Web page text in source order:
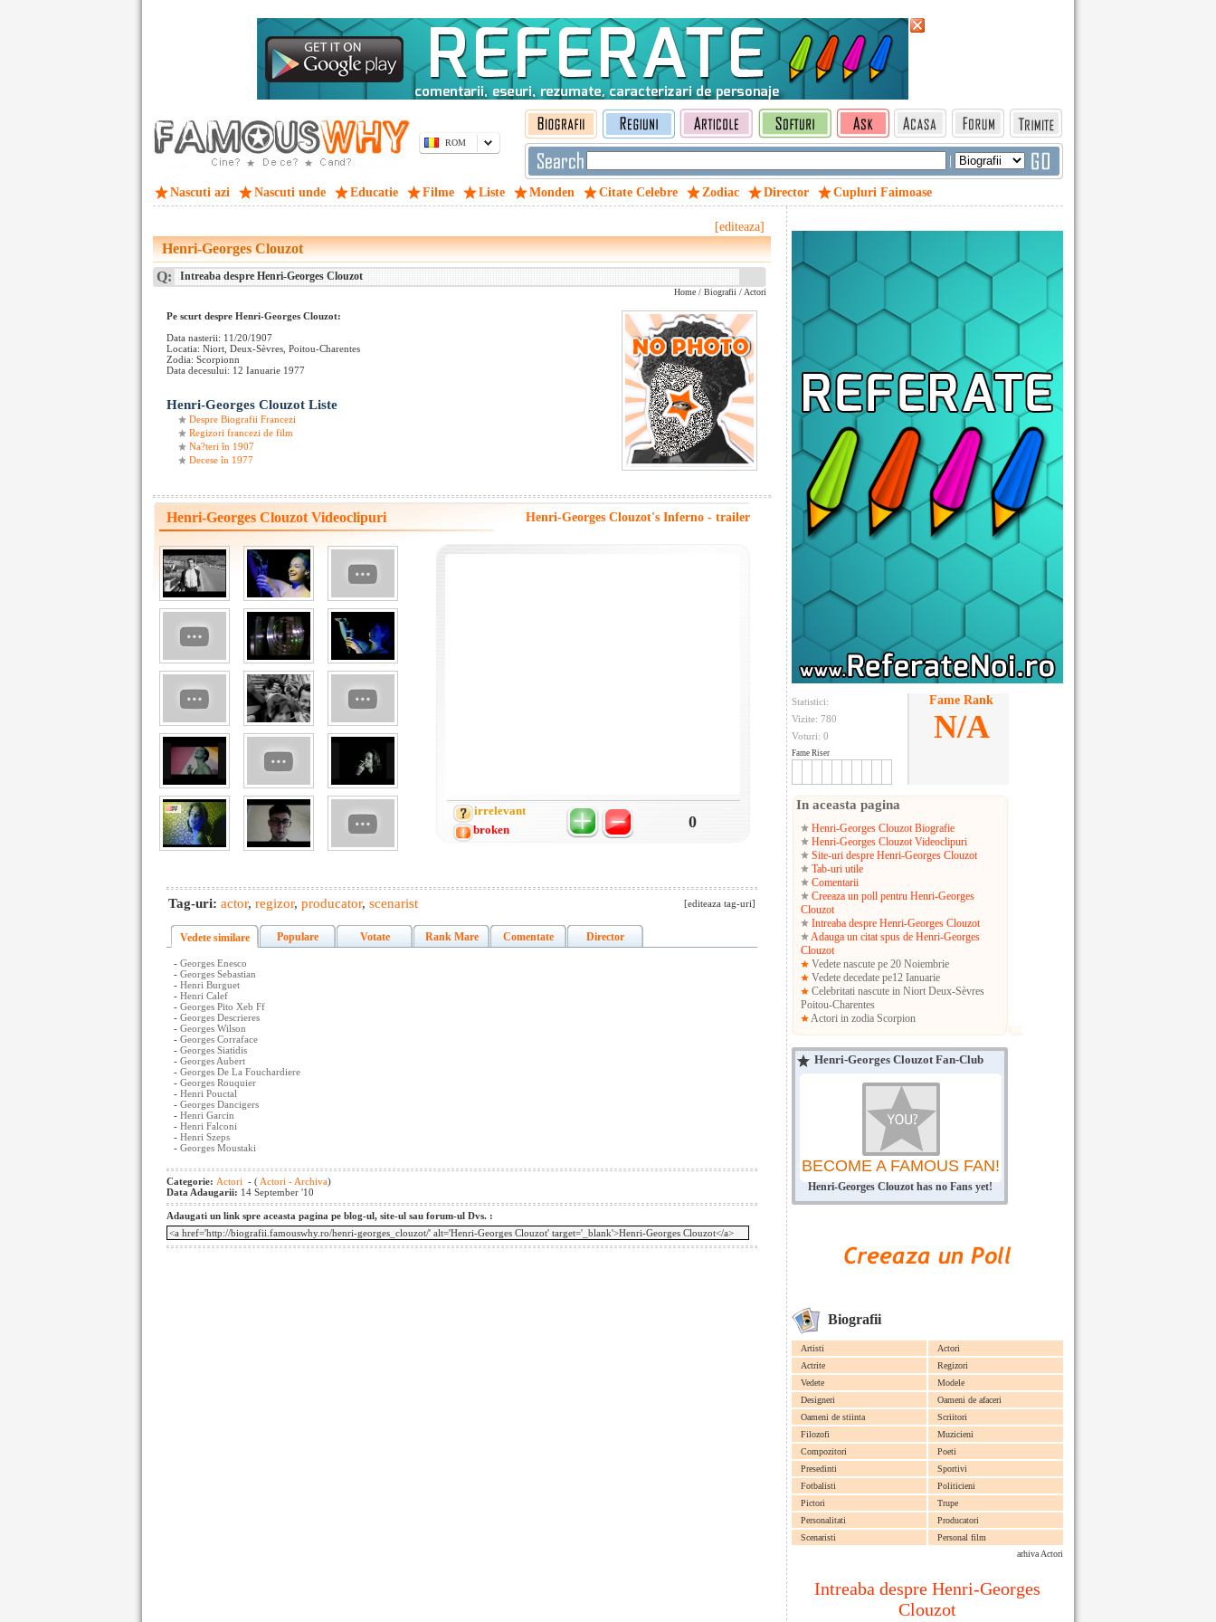
ROM
|
Nascuti azi Nascuti unde Educatie Filme Liste Monden Citate Celebre Zodiac Director Cupluri Faimoase
Statistici:
Vizite: 780
Voturi: 0
Fame Riser
Fame Rank
N/A
In aceasta pagina
Henri-Georges Clouzot Biografie
Henri-Georges Clouzot Videoclipuri
Site-uri despre Henri-Georges Clouzot
Tab-uri utile
Comentarii
Creeaza un poll pentru Henri-Georges
Clouzot
Intreaba despre Henri-Georges Clouzot
Adauga un citat spus de Henri-Georges
Clouzot
Vedete nascute pe 20 Noiembrie
Vedete decedate pe12 Ianuarie
Celebritati nascute in Niort Deux-Sèvres
Poitou-Charentes
Actori in zodia Scorpion
Henri-Georges Clouzot Fan-Club
BECOME A FAMOUS FAN!
Henri-Georges Clouzot has no Fans yet!
Biografii
Artisti
Actori
Actrite
Regizori
Vedete
Modele
Designeri
Oameni de afaceri
Oameni de stiinta
Scriitori
Filozofi
Muzicieni
Compozitori
Poeti
Presedinti
Sportivi
Fotbalisti
Politicieni
Pictori
Trupe
Personalitati
Producatori
Scenaristi
Personal film
arhiva Actori
Intreaba despre Henri-Georges
Clouzot
[editeaza]
Henri-Georges Clouzot
Q: Intreaba despre Henri-Georges Clouzot
Home / Biografii / Actori
Pe scurt despre Henri-Georges Clouzot:
Data nasterii: 11/20/1907
Locatia: Niort, Deux-Sèvres, Poitou-Charentes
Zodia: Scorpionn
Data decesului: 12 Ianuarie 1977
Henri-Georges Clouzot Liste
Despre Biografii Francezi
Regizori francezi de film
Na?teri în 1907
Decese în 1977
Henri-Georges Clouzot Videoclipuri Henri-Georges Clouzot's Inferno - trailer
irrelevant
0
broken
Tag-uri: actor, regizor, producator, scenarist [editeaza tag-uri]
Vedete similare Populare Votate Rank Mare Comentate Director
- Georges Enesco
- Georges Sebastian
- Henri Burguet
- Henri Calef
- Georges Pito Xeb Ff
- Georges Descrieres
- Georges Wilson
- Georges Corraface
- Georges Siatidis
- Georges Aubert
- Georges De La Fouchardiere
- Georges Rouquier
- Henri Pouctal
- Georges Dancigers
- Henri Garcin
- Henri Falconi
- Henri Szeps
- Georges Moustaki
Categorie: Actori - ( Actori - Archiva)
Data Adaugarii: 14 September '10
Adaugati un link spre aceasta pagina pe blog-ul, site-ul sau forum-ul Dvs. :